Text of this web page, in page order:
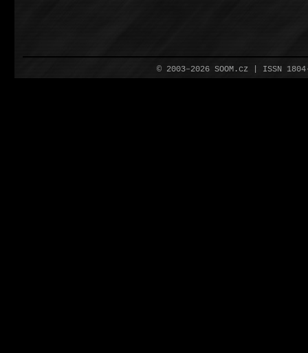
© 2003–2026 SOOM.cz | ISSN